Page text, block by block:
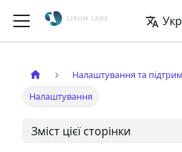
Налаштування та
Налаштування
Зміст цієї сторінки